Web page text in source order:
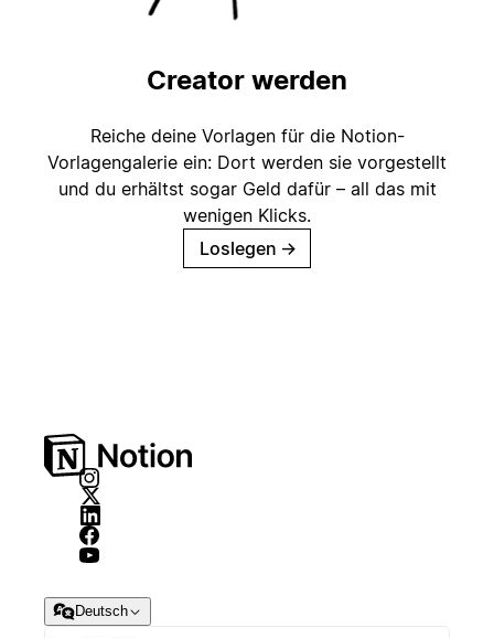
Creator werden
Reiche deine Vorlagen für die Notion-
Vorlagengalerie ein: Dort werden sie vorgestellt
und du erhältst sogar Geld dafür – all das mit
wenigen Klicks.
Loslegen →
Deutsch